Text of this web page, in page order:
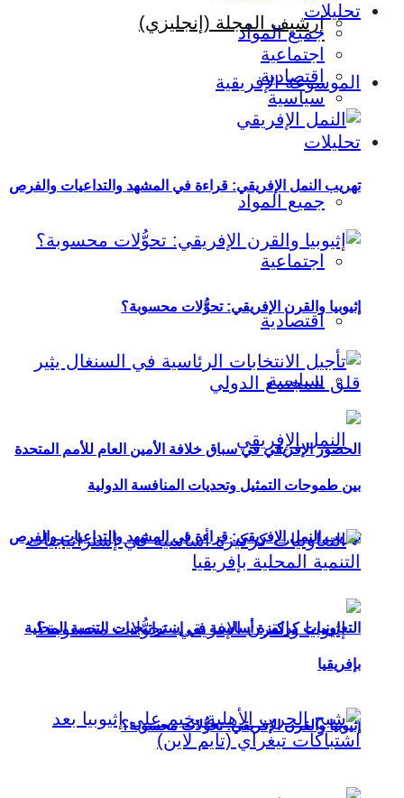
إرشيف المجلة (إنجليزي)
الموسوعة الإفريقية
تحليلات
جميع المواد
اجتماعية
اقتصادية
سياسية
تهريب النمل الإفريقي: قراءة في المشهد والتداعيات والفرص
إثيوبيا والقرن الإفريقي: تحوُّلات محسوبة؟
تحليلات
جميع المواد
اجتماعية
اقتصادية
سياسية
تهريب النمل الإفريقي: قراءة في المشهد والتداعيات والفرص
إثيوبيا والقرن الإفريقي: تحوُّلات محسوبة؟
الحضور الإفريقي في سباق خلافة الأمين العام للأمم المتحدة
بين طموحات التمثيل وتحديات المنافسة الدولية
التعاونيات كركيزة أساسية في إستراتيجيات التنمية المحلية
بإفريقيا